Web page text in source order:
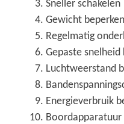
Sneller schakelen
Gewicht beperken
Regelmatig
Gepaste snelheid
Luchtweerstand
Energieverbruik
Boordapparatuur